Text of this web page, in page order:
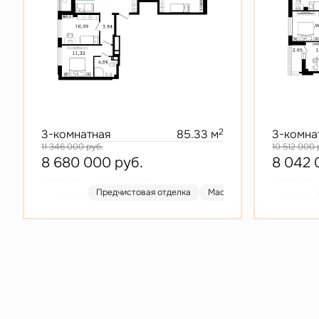
3-комнатная 85.33 м2
11 346 000руб.
8 680 000 руб.
Предчистовая отделка Мастер-спальня
3-
10 512 000
8 042